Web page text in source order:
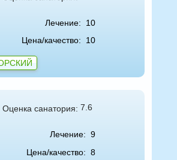
Лечение:
10
Цена/качество:
10
Оценка санатория: 7.6
Лечение: 9
Цена/качество: 8